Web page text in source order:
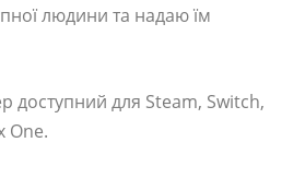
людини та надаю їм
доступний для Steam, Switch,
One.